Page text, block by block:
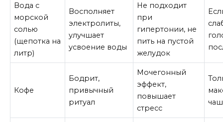
Вода с
морской
солью
(щепотка на
литр)
Восполняет
электролиты,
улучшает
усвоение воды
Не подходит
при
гипертонии, не
пить на пустой
желудок
Кофе
Бодрит,
привычный
ритуал
Мочегонный
эффект,
повышает
стресс